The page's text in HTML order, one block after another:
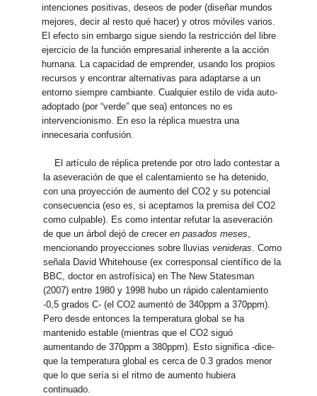
intenciones positivas, deseos de poder (diseñar mundos
mejores, decir al resto qué hacer) y otros móviles varios.
El efecto sin embargo sigue siendo la restricción del libre
ejercicio de la función empresarial inherente a la acción
humana. La capacidad de emprender, usando los propios
recursos y encontrar alternativas para adaptarse a un
entorno siempre cambiante. Cualquier estilo de vida auto-
adoptado (por “verde” que sea) entonces no es
intervencionismo. En eso la réplica muestra una
innecesaria confusión.
El artículo de réplica pretende por otro lado contestar a
la aseveración de que el calentamiento se ha detenido,
con una proyección de aumento del CO2 y su potencial
consecuencia (eso es, si aceptamos la premisa del CO2
como culpable). Es como intentar refutar la aseveración
de que un árbol dejó de creceren pasados meses,
mencionando proyecciones sobre lluviasvenideras. Como
señala David Whitehouse (ex corresponsal científico de la
BBC, doctor en astrofísica) en The New Statesman
(2007) entre 1980 y 1998 hubo un rápido calentamiento
-0,5 grados C- (el CO2 aumentó de 340ppm a 370ppm).
Pero desde entonces la temperatura global se ha
mantenido estable (mientras que el CO2 siguó
aumentando de 370ppm a 380ppm). Esto significa -dice-
que la temperatura global es cerca de 0.3 grados menor
que lo que sería si el ritmo de aumento hubiera
continuado.